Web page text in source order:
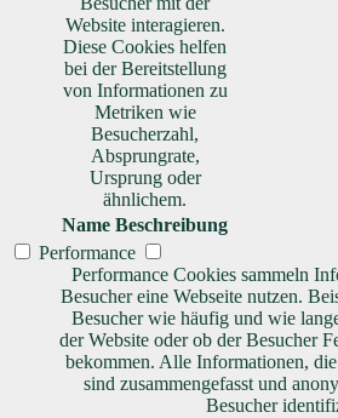
Website interagieren.
Diese Cookies helfen
bei der Bereitstellung
von Informationen zu
Metriken wie
Besucherzahl,
Absprungrate,
Ursprung oder
ähnlichem.
Name Beschreibung
Performance
Performance Cookies sammeln
Besucher eine Webseite nutzen.
Besucher wie häufig und wie
der Website oder ob der Besucher
bekommen. Alle Informationen,
sind zusammengefasst und
Besucher